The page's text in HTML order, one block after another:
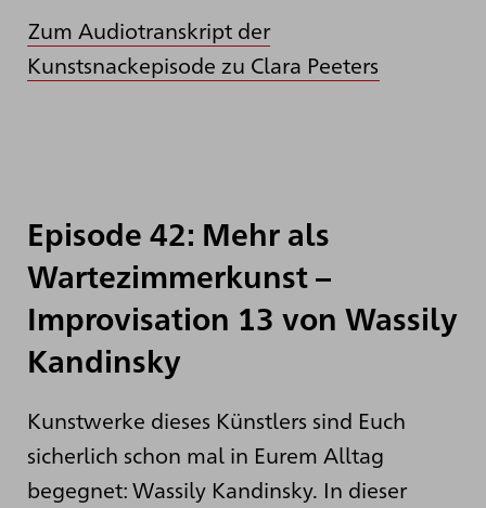
Zum Audiotranskript der
Kunstsnackepisode zu Clara Peeters
Episode 42: Mehr als
Wartezimmerkunst –
Improvisation 13 von Wassily
Kandinsky
Kunstwerke dieses Künstlers sind Euch
sicherlich schon mal in Eurem Alltag
begegnet: Wassily Kandinsky. In dieser